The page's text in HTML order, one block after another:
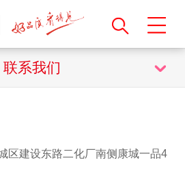
联系我们
区建设东路二化厂南侧康城一品4